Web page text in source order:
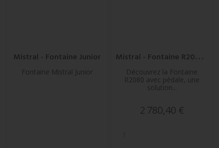
Mistral - Fontaine Junior
Fontaine Mistral Junior
Découvrez la Fontaine
R2080 avec pédale, une
solution...
Prix
2 780,40 €